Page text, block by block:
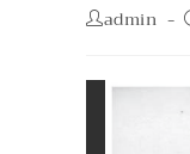
Postadmin